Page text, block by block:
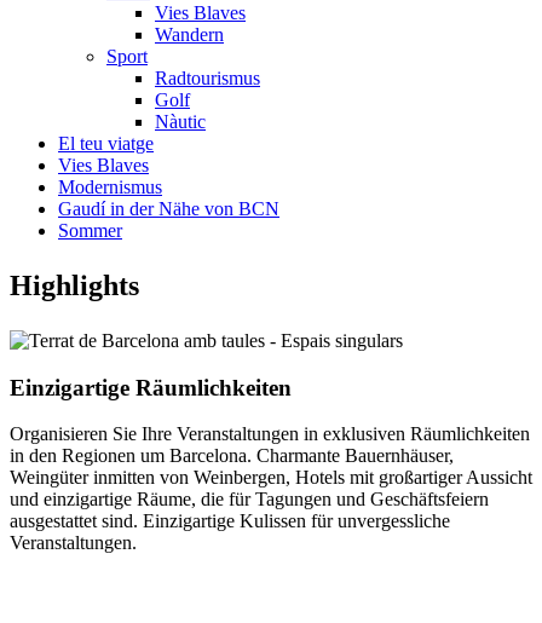
Vies Blaves
Wandern
Sport
Radtourismus
Golf
Nàutic
El teu viatge
Vies Blaves
Modernismus
Gaudí in der Nähe von BCN
Sommer
Highlights
Einzigartige Räumlichkeiten
Organisieren Sie Ihre Veranstaltungen in exklusiven Räumlichkeiten
in den Regionen um Barcelona. Charmante Bauernhäuser,
Weingüter inmitten von Weinbergen, Hotels mit großartiger Aussicht
und einzigartige Räume, die für Tagungen und Geschäftsfeiern
ausgestattet sind. Einzigartige Kulissen für unvergessliche
Veranstaltungen.